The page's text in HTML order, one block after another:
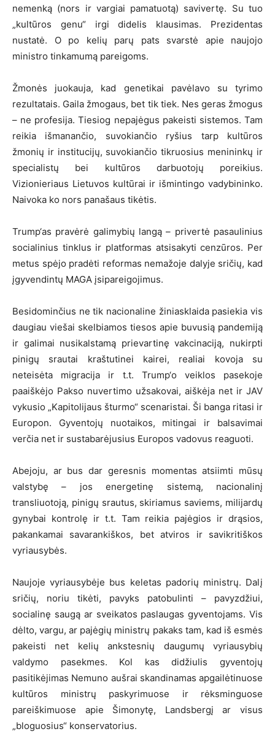
nemenką (nors ir vargiai pamatuotą) savivertę. Su tuo
„kultūros genu“ irgi didelis klausimas. Prezidentas
nustatė. O po kelių parų pats svarstė apie naujojo
ministro tinkamumą pareigoms.
Žmonės juokauja, kad genetikai pavėlavo su tyrimo
rezultatais. Gaila žmogaus, bet tik tiek. Nes geras žmogus
– ne profesija. Tiesiog nepajėgus pakeisti sistemos. Tam
reikia išmanančio, suvokiančio ryšius tarp kultūros
žmonių ir institucijų, suvokiančio tikruosius menininkų ir
specialistų bei kultūros darbuotojų poreikius.
Vizionieriaus Lietuvos kultūrai ir išmintingo vadybininko.
Naivoka ko nors panašaus tikėtis.
Trump‘as pravėrė galimybių langą – privertė pasaulinius
socialinius tinklus ir platformas atsisakyti cenzūros. Per
metus spėjo pradėti reformas nemažoje dalyje sričių, kad
įgyvendintų MAGA įsipareigojimus.
Besidominčius ne tik nacionaline žiniasklaida pasiekia vis
daugiau viešai skelbiamos tiesos apie buvusią pandemiją
ir galimai nusikalstamą prievartinę vakcinaciją, nukirpti
pinigų srautai kraštutinei kairei, realiai kovoja su
neteisėta migracija ir t.t. Trump‘o veiklos pasekoje
paaiškėjo Pakso nuvertimo užsakovai, aiškėja net ir JAV
vykusio „Kapitolijaus šturmo“ scenaristai. Ši banga ritasi ir
Europon. Gyventojų nuotaikos, mitingai ir balsavimai
verčia net ir sustabarėjusius Europos vadovus reaguoti.
Abejoju, ar bus dar geresnis momentas atsiimti mūsų
valstybę – jos energetinę sistemą, nacionalinį
transliuotoją, pinigų srautus, skiriamus saviems, milijardų
gynybai kontrolę ir t.t. Tam reikia pajėgios ir drąsios,
pakankamai savarankiškos, bet atviros ir savikritiškos
vyriausybės.
Naujoje vyriausybėje bus keletas padorių ministrų. Dalį
sričių, noriu tikėti, pavyks patobulinti – pavyzdžiui,
socialinę saugą ar sveikatos paslaugas gyventojams. Vis
dėlto, vargu, ar pajėgių ministrų pakaks tam, kad iš esmės
pakeisti net kelių ankstesnių daugumų vyriausybių
valdymo pasekmes. Kol kas didžiulis gyventojų
pasitikėjimas Nemuno aušrai skandinamas apgailėtinuose
kultūros ministrų paskyrimuose ir rėksminguose
pareiškimuose apie Šimonytę, Landsbergį ar visus
„bloguosius“ konservatorius.